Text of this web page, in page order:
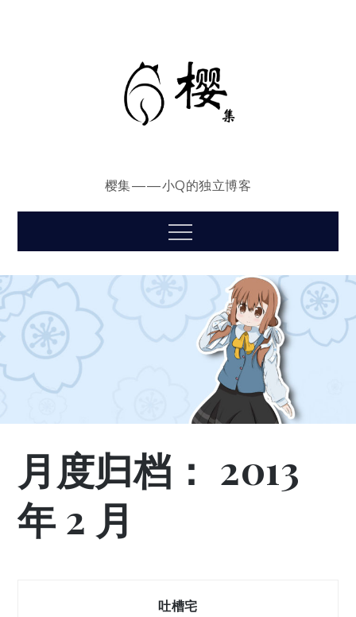
樱集——小Q的独立博客
Menu
月度归档： 2013
年 2 月
吐槽宅